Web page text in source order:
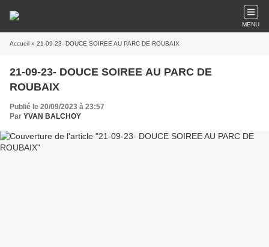
MENU
Accueil » 21-09-23- DOUCE SOIREE AU PARC DE ROUBAIX
21-09-23- DOUCE SOIREE AU PARC DE
ROUBAIX
Publié le 20/09/2023 à 23:57
Par YVAN BALCHOY